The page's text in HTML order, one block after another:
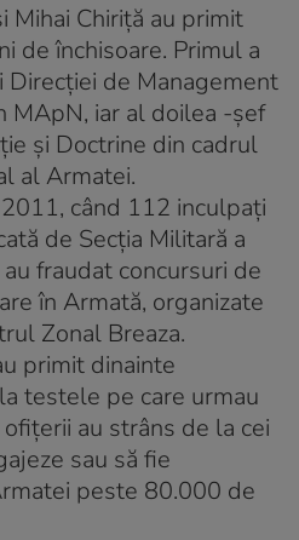
Mihai Chiriţă au primit
de închisoare. Primul a
de Management
MApN, iar al doilea -şef
şi Doctrine din cadrul
al Armatei.
când 112 inculpaţi
de Secţia Militară a
fraudat concursuri de
în Armată, organizate
Zonal Breaza.
primit dinainte
testele pe care urmau
au strâns de la cei
sau să fie
peste 80.000 de